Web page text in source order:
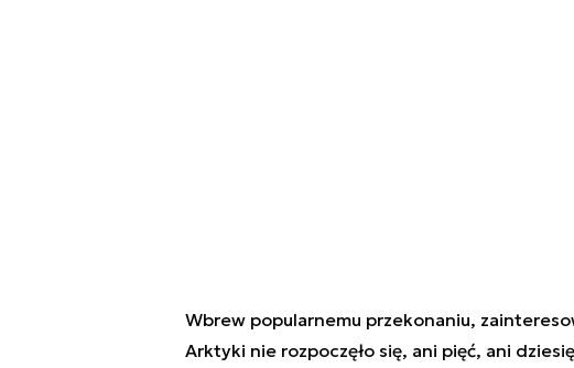
Wbrew popularnemu przekonaniu,
Arktyki nie rozpoczęło się, ani pięć, ani